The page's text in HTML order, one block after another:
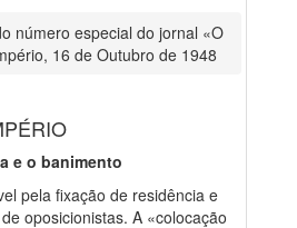
número especial do jornal «O
16 de Outubro de 1948
e o banimento
pela fixação de residência e
oposicionistas. A «colocação